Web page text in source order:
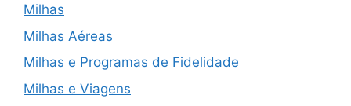
Milhas
Milhas Aéreas
Milhas e Programas de Fidelidade
Milhas e Viagens